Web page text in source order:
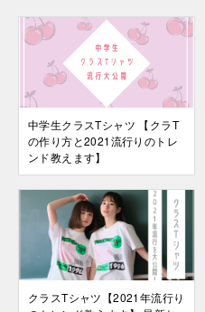
中学生クラスTシャツ 【クラT
の作り方と2021流行りのトレ
ンド教えます】
クラスTシャツ【2021年流行り